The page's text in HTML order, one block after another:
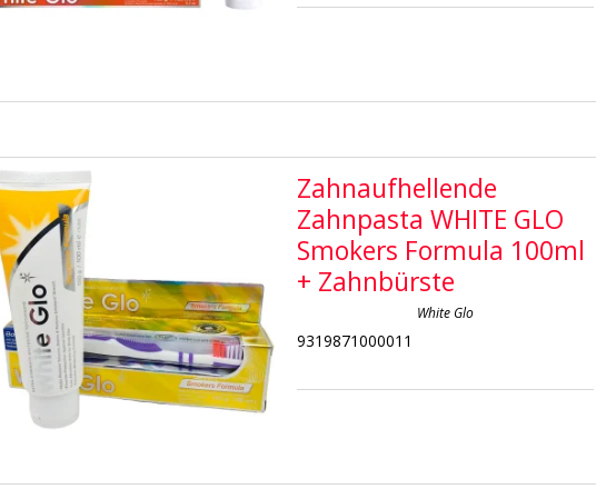
Zahnaufhellende
Zahnpasta WHITE GLO
Smokers Formula 100ml
+ Zahnbürste
White Glo
9319871000011